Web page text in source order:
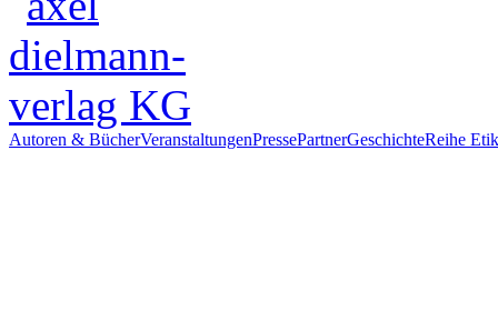
Autoren & BücherVeranstaltungenPressePartnerGeschichteReihe